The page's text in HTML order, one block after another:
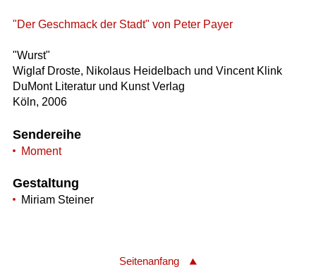
"Der Geschmack der Stadt" von Peter Payer
"Wurst"
Wiglaf Droste, Nikolaus Heidelbach und Vincent Klink
DuMont Literatur und Kunst Verlag
Köln, 2006
Sendereihe
Moment
Gestaltung
Miriam Steiner
Seitenanfang